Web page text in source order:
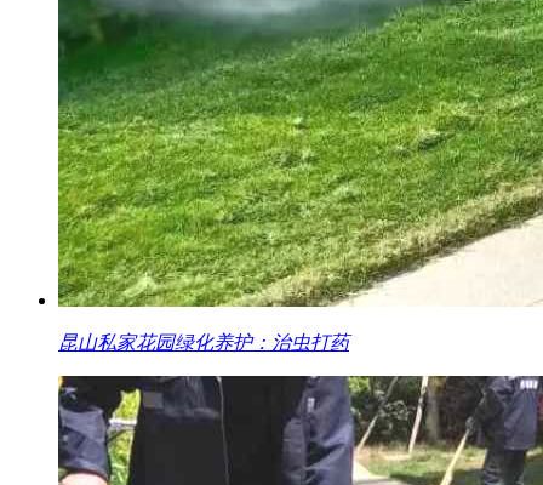
昆山私家花园绿化养护：治虫打药